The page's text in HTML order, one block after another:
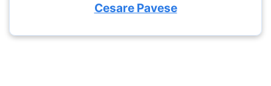
Cesare Pavese